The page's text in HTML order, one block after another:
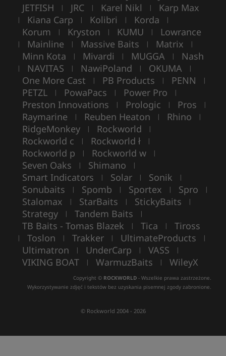
JETFISH | JRC | Karel Nikl | Karp Max
| Kiana Carp | Kolibri | Korda |
Korum | Kryston | KUMU | Lowrance
| Mainline | Massive Baits | Matrix |
Minn Kota | Mivardi | MUGGA | Nash
| NAVITAS | NawiPoland | OKUMA |
One More Cast | PB Products | PENN |
PETZL | PowaPacs | Power Pro |
Preston Innovations | Prologic | Pros |
Raymarine | Reuben Heaton | Rhino |
RidgeMonkey | Rockworld |
Rockworld c | Rockworld ł |
Rockworld p | Rockworld w |
Seven Oaks | Shimano |
Smart Indicators | Solar | Sonik |
Sonubaits | Spomb | Sportex | Spro |
Stalomax | StarBaits | StickyBaits |
Strategy | Tandem Baits |
TB Baits - Tomas Blazek | Tica | Tiross
| Toslon | Trakker | UltimateProducts |
Ultimatron | UnderCarp | VASS |
VIKING BOAT | WarmuzBaits | WileyX
Copyright © ROCKWORLD - Wszelkie prawa zastrzeżone.
Wykorzystywanie zdjęć i tekstów bez uzyskania pisemnej zgody zabronione.
© Rockworld 2004 - 2026